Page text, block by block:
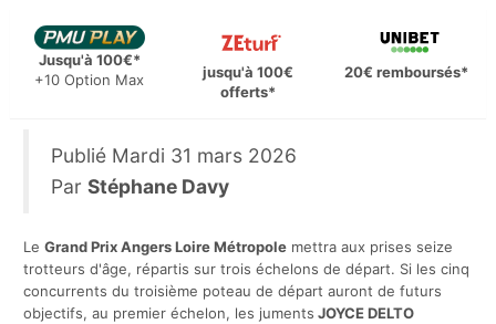
Jusqu'à 100€*
+10 Option Max
jusqu'à 100€
offerts*
20€ remboursés*
Publié Mardi 31 mars 2026
Par Stéphane Davy
Le Grand Prix Angers Loire Métropole mettra aux prises seize
trotteurs d'âge, répartis sur trois échelons de départ. Si les cinq
concurrents du troisième poteau de départ auront de futurs
objectifs, au premier échelon, les juments JOYCE DELTO